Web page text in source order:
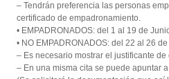
– Tendrán preferencia las personas
certificado de empadronamiento.
• EMPADRONADOS: del 1 al 19 de
• NO EMPADRONADOS: del 22 al 26
– Es necesario mostrar el justificante
– En una misma cita se puede apuntar